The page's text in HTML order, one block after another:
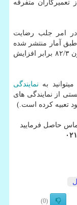
تعمیرکاران متفرقه
در امر جلب رضایت
آمار منتشر شده
پس از گذشت یک دهه فروش در نمایندگی نیکون ۸۲/۳ برابر افزایش
به نمایندگی
از نمایندگی های
تعبیه کرده است.)
حاصل فرمایید
(0)